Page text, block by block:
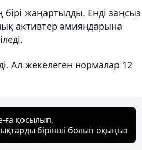
бірі жаңартылды. Енді заңсыз
активтер әмияндарына
Ал жекелеген нормалар 12
ға қосылып,
бірінші болып оқыңыз